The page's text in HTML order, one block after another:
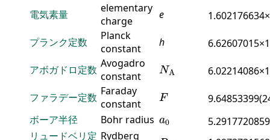
電気素量
elementary
charge
e
プランク定数
Planck
constant
h
アボガドロ定数 Avogadro
constant
NA
NA
ファラデー定数 Faraday
constant
F
F
ボーア半径
Bohr radius a0
a0
リュードベリ定 Rydberg